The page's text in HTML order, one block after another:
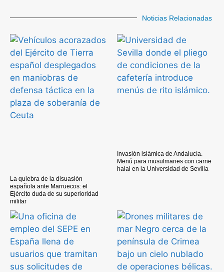
Noticias Relacionadas
La quiebra de la disuasión
española ante Marruecos: el
Ejército duda de su superioridad
militar
Invasión islámica de Andalucía.
Menú para musulmanes con carne
halal en la Universidad de Sevilla